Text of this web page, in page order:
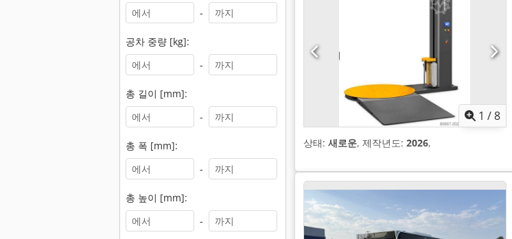
-
공차 중량 [kg]:
-
총 길이 [mm]:
-
총 폭 [mm]:
-
총 높이 [mm]:
-
1 /8
상태: 새로운, 제작년도: 2026,